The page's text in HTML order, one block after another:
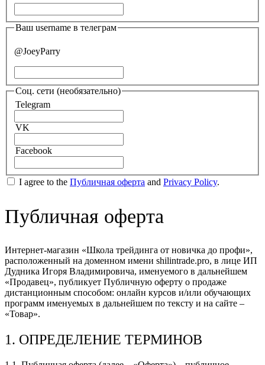
Ваш username в телеграм
@JoeyParry
Соц. сети (необязательно)
Telegram
VK
Facebook
I agree to the Публичная оферта and Privacy Policy.
Публичная оферта
Интернет-магазин «Школа трейдинга от новичка до профи»,
расположенный на доменном имени shilintrade.pro, в лице ИП
Дудника Игоря Владимировича, именуемого в дальнейшем
«Продавец», публикует Публичную оферту о продаже
дистанционным способом: онлайн курсов и/или обучающих
программ именуемых в дальнейшем по тексту и на сайте –
«Товар».
1. ОПРЕДЕЛЕНИЕ ТЕРМИНОВ